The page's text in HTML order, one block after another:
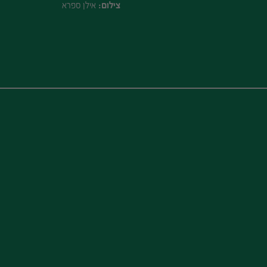
צילום: אילן ספרא